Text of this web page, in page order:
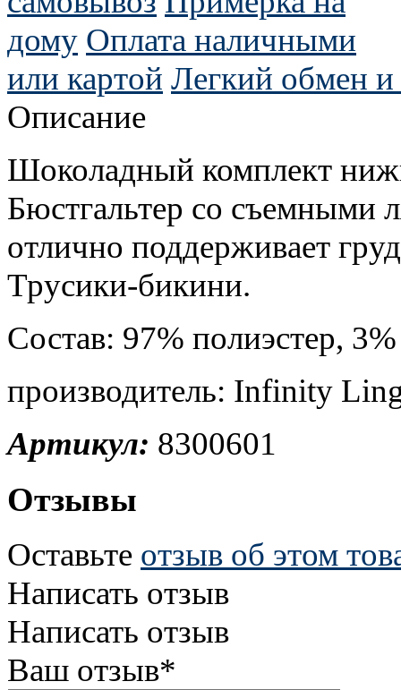
дому Оплата наличными
или картой Легкий обмен и
Описание
Шоколадный комплект
Бюстгальтер со съемными
отлично поддерживает
Трусики-бикини.
Состав: 97% полиэстер,
производитель: Infinity
Артикул: 8300601
Отзывы
Оставьте отзыв об этом
Написать отзыв
Написать отзыв
Ваш отзыв*